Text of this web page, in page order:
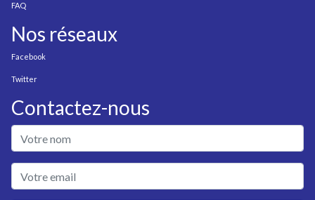
FAQ
Nos réseaux
Facebook
Twitter
Contactez-nous